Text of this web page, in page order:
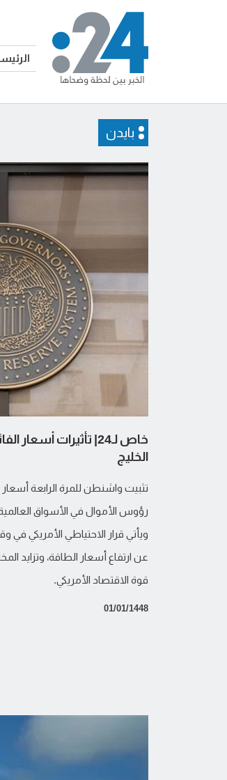
بايدن
خاص لـ24| تأثيرات
الخليج
تثبيت واشنطن للمرة الرابعة
رؤوس الأموال في الأسواق
ويأتي قرار الاحتياطي الأمريكي
عن ارتفاع أسعار الطاقة، وتزايد
قوة الاقتصاد الأمريكي.
01/01/1448